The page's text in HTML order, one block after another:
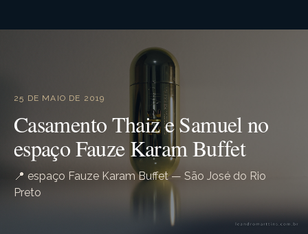
25 DE MAIO DE 2019
Casamento Thaiz e Samuel no
espaço Fauze Karam Buffet
📍 espaço Fauze Karam Buffet — São José do Rio
Preto